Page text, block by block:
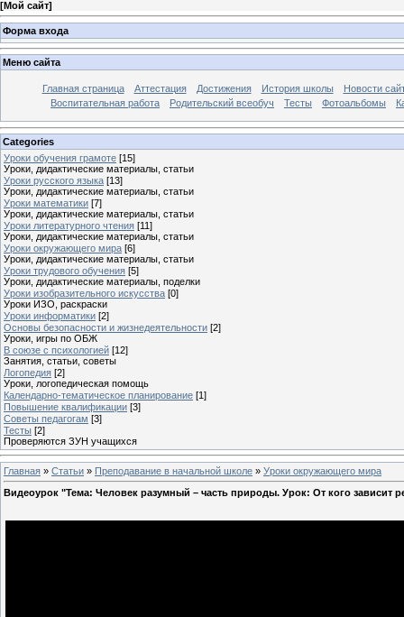
[Мой сайт]
Форма входа
Меню сайта
Главная страница Аттестация Достижения История школы
Новости
Воспитательная работа
Родительский всеобуч Тесты Фотоальбомы
Categories
Уроки обучения грамоте [15]
Уроки, дидактические материалы, статьи
Уроки русского языка [13]
Уроки, дидактические материалы, статьи
Уроки математики [7]
Уроки, дидактические материалы, статьи
Уроки литературного чтения [11]
Уроки, дидактические материалы, статьи
Уроки окружающего мира [6]
Уроки, дидактические материалы, статьи
Уроки трудового обучения [5]
Уроки, дидактические материалы, поделки
Уроки изобразительного искусства [0]
Уроки ИЗО, раскраски
Уроки информатики [2]
Основы безопасности и жизнедеятельности [2]
Уроки, игры по ОБЖ
В союзе с психологией [12]
Занятия, статьи, советы
Логопедия [2]
Уроки, логопедическая помощь
Календарно-тематическое планирование [1]
Повышение квалификации [3]
Советы педагогам [3]
Тесты [2]
Проверяются ЗУН учащихся
Главная » Статьи » Преподавание в начальной школе » Уроки окружающего мира
Видеоурок "Тема: Человек разумный – часть природы. Урок: От кого зависит